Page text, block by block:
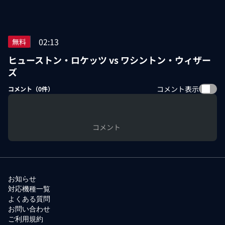
無料 02:13
ヒューストン・ロケッツ vs ワシントン・ウィザー
ズ
コメント（0件） コメント表示
コメント
お知らせ
対応機種一覧
よくある質問
お問い合わせ
ご利用規約